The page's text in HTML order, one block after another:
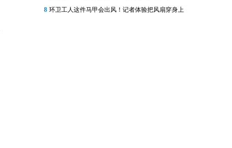
8 环卫工人这件马甲会出风！记者体验把风扇穿身上